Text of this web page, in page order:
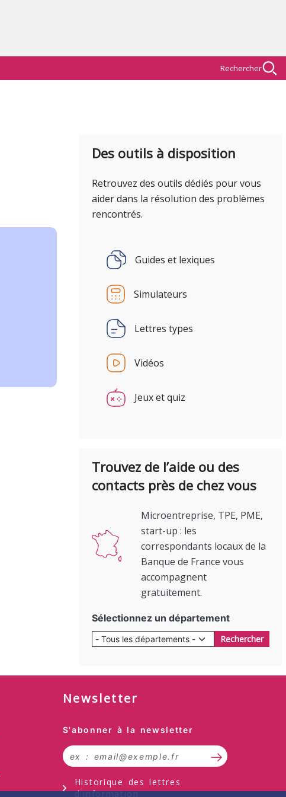
Rechercher
Des outils à disposition
Retrouvez des outils dédiés pour vous
aider dans la résolution des problèmes
rencontrés.
Guides et lexiques
Simulateurs
Lettres types
Vidéos
Jeux et quiz
Trouvez de l’aide ou des
contacts près de chez vous
Microentreprise, TPE, PME,
start-up : les
correspondants locaux de la
Banque de France vous
accompagnent
gratuitement.
Sélectionnez un département
Rechercher
Newsletter
Formulaire d’inscription à la
S'abonner à la newsletter
S’abonner à la
Historique des lettres
d'information